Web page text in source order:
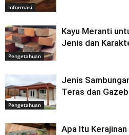
Informasi
Pengetahuan
Kayu Meranti
Jenis dan
Pengetahuan
Jenis
Teras dan
Apa Itu